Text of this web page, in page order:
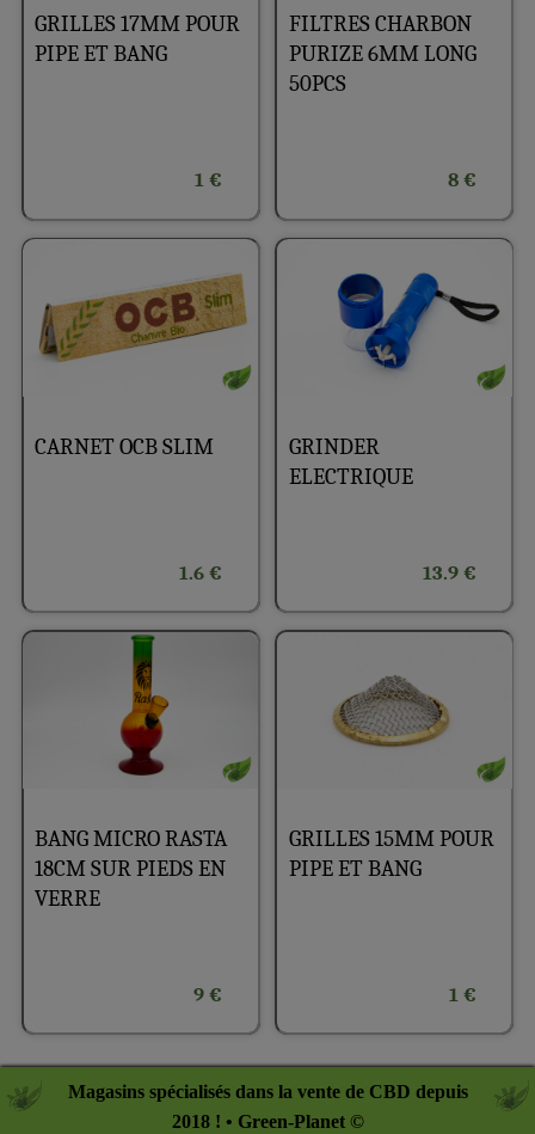
GRILLES 17MM POUR
PIPE ET BANG
1 €
FILTRES CHARBON
PURIZE 6MM LONG
50PCS
8 €
CARNET OCB SLIM
1.6 €
GRINDER
ELECTRIQUE
13.9 €
BANG MICRO RASTA
18CM SUR PIEDS EN
VERRE
9 €
GRILLES 15MM POUR
PIPE ET BANG
1 €
Magasins spécialisés dans la vente de CBD depuis
2018 ! • Green-Planet ©